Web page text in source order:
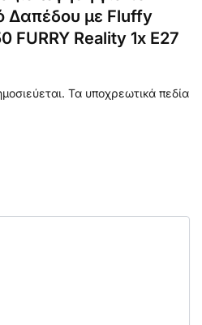
Δαπέδου με Fluffy
Reality 1x E27
Τα υποχρεωτικά πεδία